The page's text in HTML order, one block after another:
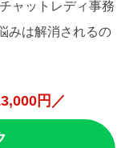
ャットレディ事務
みは解消されるの
円／